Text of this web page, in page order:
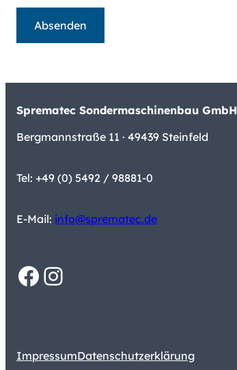
Absenden
Sprematec Sondermaschinenbau GmbH
Bergmannstraße 11 · 49439 Steinfeld
Tel: +49 (0) 5492 / 98881-0
E-Mail: info@sprematec.de
Facebook Instagram
ImpressumDatenschutzerklärung